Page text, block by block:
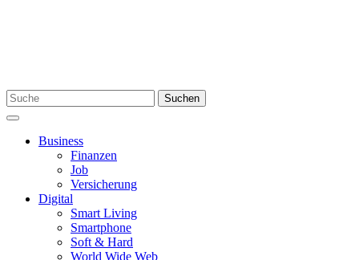
Search
for:
Suchen
Menu
Business
Finanzen
Job
Versicherung
Digital
Smart Living
Smartphone
Soft & Hard
World Wide Web